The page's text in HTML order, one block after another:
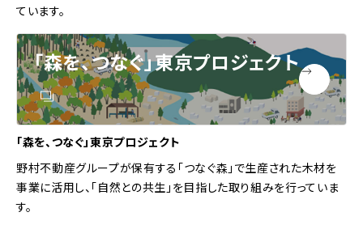
ています。
「森を、つなぐ」東京プロジェクト
「森を、つなぐ」東京プロジェクト
野村不動産グループが保有する「つなぐ森」で生産された木材を
事業に活用し、「自然との共生」を目指した取り組みを行っていま
す。